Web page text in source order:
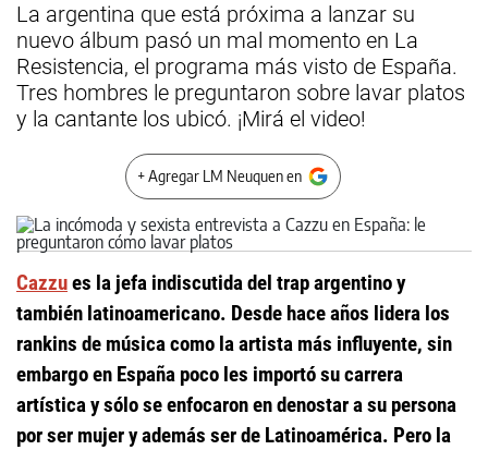
La argentina que está próxima a lanzar su
nuevo álbum pasó un mal momento en La
Resistencia, el programa más visto de España.
Tres hombres le preguntaron sobre lavar platos
y la cantante los ubicó. ¡Mirá el video!
+ Agregar LM Neuquen en
Cazzues la jefa indiscutida del trap argentino y
también latinoamericano. Desde hace años lidera los
rankins de música como la artista más influyente, sin
embargo en España poco les importó su carrera
artística y sólo se enfocaron en denostar a su persona
por ser mujer y además ser de Latinoamérica. Pero la